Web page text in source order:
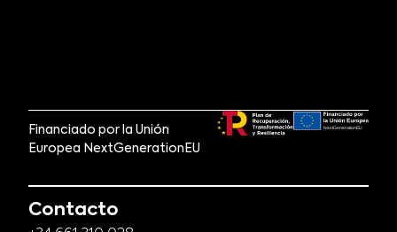
Financiado por la Unión
Europea NextGenerationEU
Contacto